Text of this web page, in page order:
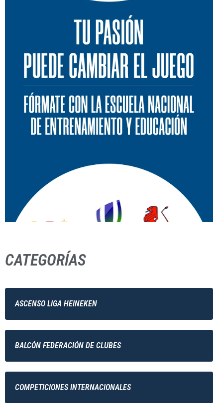
CATEGORÍAS
ASCENSO LIGA HEINEKEN
BALCÓN FEDERACIÓN DE CLUBES
COMPETICIONES INTERNACIONALES